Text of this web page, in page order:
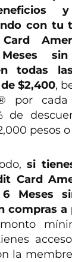
y
con tu
todas
$2,400,
por
de
pesos
si
Card
Meses
compras a
la